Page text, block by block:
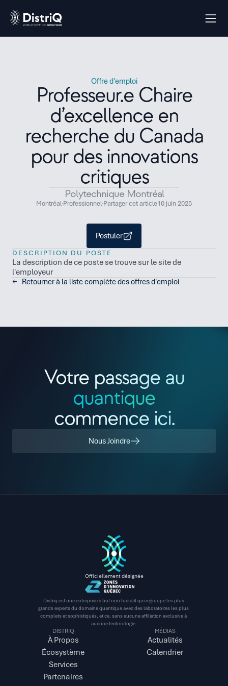
Nous Joindre Se Connecter
Offre d'emploi
Professeur.e Chaire
d’excellence en
recherche du Canada
pour des innovations
critiques
Polytechnique Montréal
Montréal·Professionnel·Partager cet article10 juin 2025
Postuler
DESCRIPTION DU POSTE
La description de ce poste se trouve sur le site de
l'employeur
←   Retourner à la liste complète des offres d'emploi
Votre passage au
quantique
commence ici.
Nous Joindre
Officiellement désignée
Distriq est une entreprise à but non lucratif qui regroupe les plus
grands experts du domaine quantique avec des laboratoires les plus
complets et sophistiqués, et ce, sans aucune affiliation exclusive à
aucune technologie.
DISTRIQ
À Propos
Écosystème
Services
Partenaires
MÉDIAS
Actualités
Calendrier